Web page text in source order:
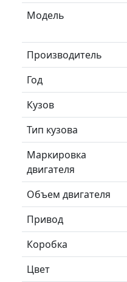
Модель
Производитель
Год
Кузов
Тип кузова
Маркировка
двигателя
Объем двигателя
Привод
Коробка
Цвет